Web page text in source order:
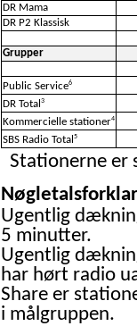
DR Mama
DR P2 Klassisk
Grupper
Public Service6
DR Total 3
Kommercielle stationer4
SBS Radio Total 5
Stationerne er
Ugentlig
5 minutter.
Ugentlig
har hørt radio
Share er
i målgruppen.